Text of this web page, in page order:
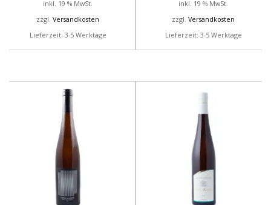
inkl. 19 % MwSt.
zzgl. Versandkosten
Lieferzeit: 3-5 Werktage
inkl. 19 % MwSt.
zzgl. Versandkosten
Lieferzeit: 3-5 Werktage